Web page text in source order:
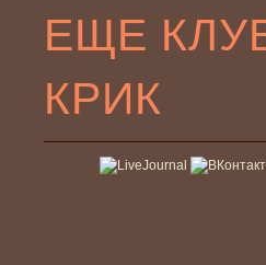
ЕЩЕ
КРИК